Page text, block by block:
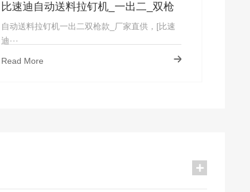
比速迪自动送料拉钉机_一出二_双枪
自动送料拉钉机一出二双枪款_厂家直供，[比速
迪···
Read More